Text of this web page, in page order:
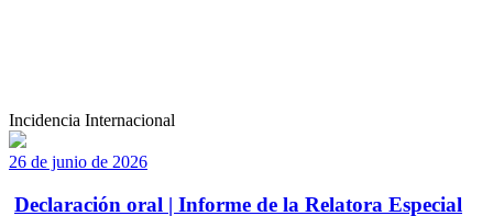
Incidencia Internacional
26 de junio de 2026
Declaración oral | Informe de la Relatora Especial